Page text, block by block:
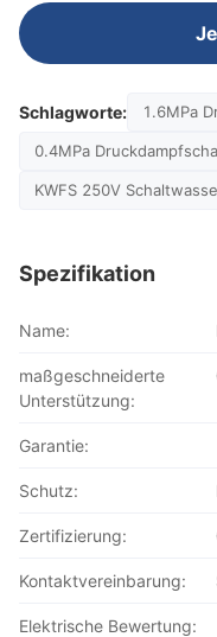
Schlagworte: 1.6MPa
0.4MPa
KWFS 250V
Spezifikation
Name:
maßgeschneiderte
Unterstützung:
Garantie:
Schutz:
Zertifizierung:
Kontaktvereinbarung:
Elektrische Bewertung: